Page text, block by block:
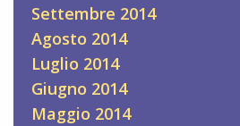
Settembre 2014
Agosto 2014
Luglio 2014
Giugno 2014
Maggio 2014